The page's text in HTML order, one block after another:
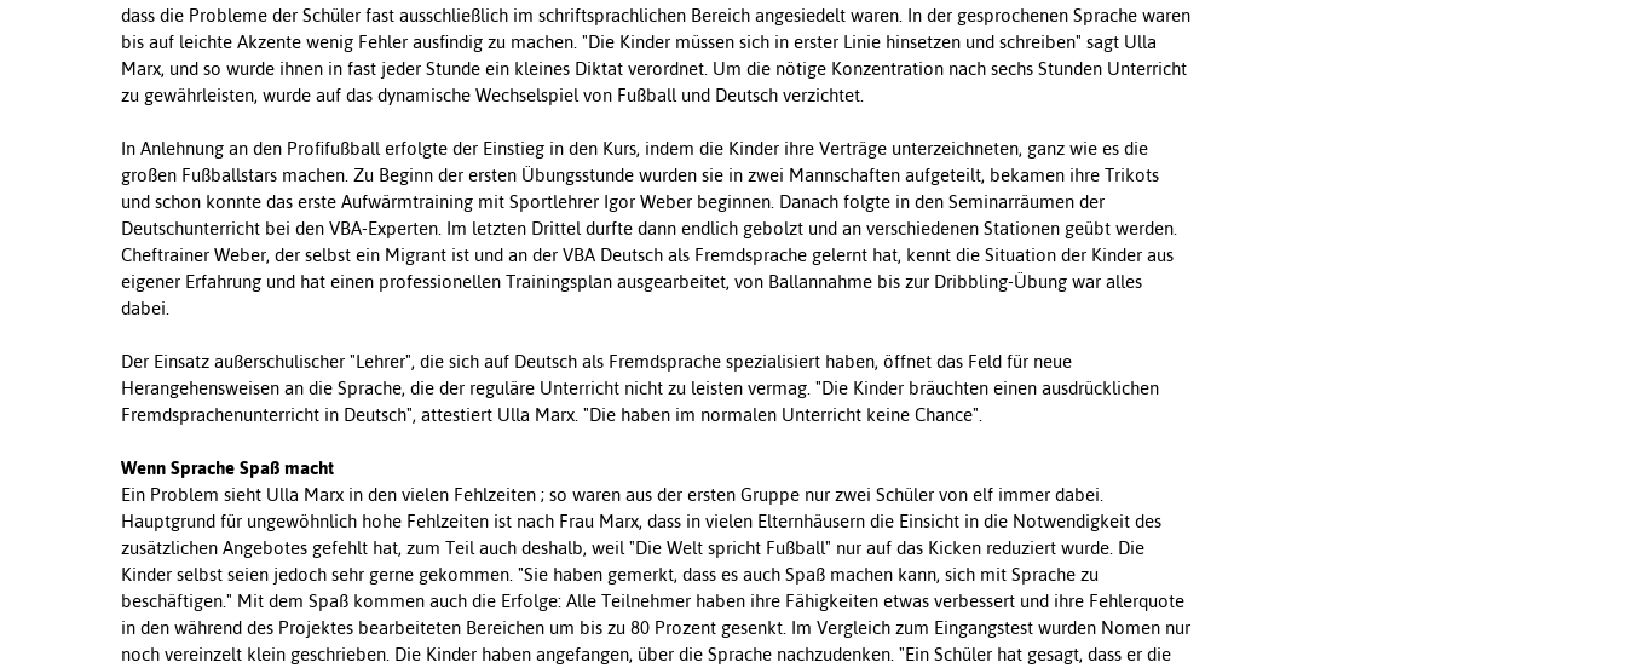
dass die Probleme der Schüler fast ausschließlich im schriftsprachlichen Bereich angesiedelt waren. In der gesprochenen Sprache waren
bis auf leichte Akzente wenig Fehler ausfindig zu machen. "Die Kinder müssen sich in erster Linie hinsetzen und schreiben" sagt Ulla
Marx, und so wurde ihnen in fast jeder Stunde ein kleines Diktat verordnet. Um die nötige Konzentration nach sechs Stunden Unterricht
zu gewährleisten, wurde auf das dynamische Wechselspiel von Fußball und Deutsch verzichtet.
In Anlehnung an den Profifußball erfolgte der Einstieg in den Kurs, indem die Kinder ihre Verträge unterzeichneten, ganz wie es die
großen Fußballstars machen. Zu Beginn der ersten Übungsstunde wurden sie in zwei Mannschaften aufgeteilt, bekamen ihre Trikots
und schon konnte das erste Aufwärmtraining mit Sportlehrer Igor Weber beginnen. Danach folgte in den Seminarräumen der
Deutschunterricht bei den VBA-Experten. Im letzten Drittel durfte dann endlich gebolzt und an verschiedenen Stationen geübt werden.
Cheftrainer Weber, der selbst ein Migrant ist und an der VBA Deutsch als Fremdsprache gelernt hat, kennt die Situation der Kinder aus
eigener Erfahrung und hat einen professionellen Trainingsplan ausgearbeitet, von Ballannahme bis zur Dribbling-Übung war alles
dabei.
Der Einsatz außerschulischer "Lehrer", die sich auf Deutsch als Fremdsprache spezialisiert haben, öffnet das Feld für neue
Herangehensweisen an die Sprache, die der reguläre Unterricht nicht zu leisten vermag. "Die Kinder bräuchten einen ausdrücklichen
Fremdsprachenunterricht in Deutsch", attestiert Ulla Marx. "Die haben im normalen Unterricht keine Chance".
Wenn Sprache Spaß macht
Ein Problem sieht Ulla Marx in den vielen Fehlzeiten ; so waren aus der ersten Gruppe nur zwei Schüler von elf immer dabei.
Hauptgrund für ungewöhnlich hohe Fehlzeiten ist nach Frau Marx, dass in vielen Elternhäusern die Einsicht in die Notwendigkeit des
zusätzlichen Angebotes gefehlt hat, zum Teil auch deshalb, weil "Die Welt spricht Fußball" nur auf das Kicken reduziert wurde. Die
Kinder selbst seien jedoch sehr gerne gekommen. "Sie haben gemerkt, dass es auch Spaß machen kann, sich mit Sprache zu
beschäftigen." Mit dem Spaß kommen auch die Erfolge: Alle Teilnehmer haben ihre Fähigkeiten etwas verbessert und ihre Fehlerquote
in den während des Projektes bearbeiteten Bereichen um bis zu 80 Prozent gesenkt. Im Vergleich zum Eingangstest wurden Nomen nur
noch vereinzelt klein geschrieben. Die Kinder haben angefangen, über die Sprache nachzudenken. "Ein Schüler hat gesagt, dass er die